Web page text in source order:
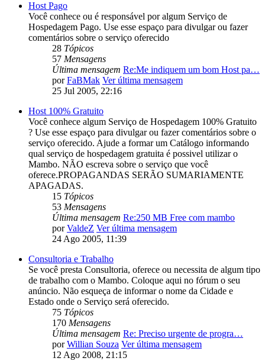
Host Pago
Você conhece ou é responsável por algum Serviço de
Hospedagem Pago. Use esse espaço para divulgar ou fazer
comentários sobre o serviço oferecido
28 Tópicos
57 Mensagens
Última mensagem Re:Me indiquem um bom Host pa…
porFaBMak Ver última mensagem
25 Jul 2005, 22:16
Host 100% Gratuito
Você conhece algum Serviço de Hospedagem 100% Gratuito
? Use esse espaço para divulgar ou fazer comentários sobre o
serviço oferecido. Ajude a formar um Catálogo informando
qual serviço de hospedagem gratuita é possivel utilizar o
Mambo. NÃO escreva sobre o serviço que você
oferece.PROPAGANDAS SERÃO SUMARIAMENTE
APAGADAS.
15 Tópicos
53 Mensagens
Última mensagem Re:250 MB Free com mambo
porValdeZ Ver última mensagem
24 Ago 2005, 11:39
Consultoria e Trabalho
Se você presta Consultoria, oferece ou necessita de algum tipo
de trabalho com o Mambo. Coloque aqui no fórum o seu
anúncio. Não esqueça de informar o nome da Cidade e
Estado onde o Serviço será oferecido.
75 Tópicos
170 Mensagens
Última mensagem Re: Preciso urgente de progra…
porWillian Souza Ver última mensagem
12 Ago 2008, 21:15